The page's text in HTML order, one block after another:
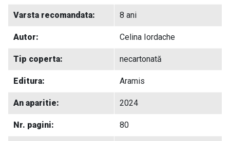
Varsta recomandata: 8 ani
Autor: Celina Iordache
Tip coperta: necartonată
Editura: Aramis
An aparitie: 2024
Nr. pagini: 80